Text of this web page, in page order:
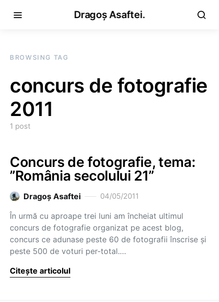
Dragoș Asaftei.
BROWSING TAG
concurs de fotografie
2011
1 post
Concurs de fotografie, tema:
”România secolului 21”
Dragoş Asaftei 04/05/2011
În urmă cu aproape trei luni am încheiat ultimul
concurs de fotografie organizat pe acest blog,
concurs ce adunase peste 60 de fotografii înscrise și
peste 500 de voturi per-total.…
Citește articolul